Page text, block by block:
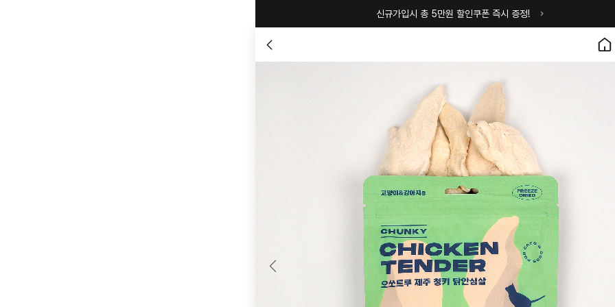
신규가입시 총 5만원 할인쿠폰 즉시 증정!